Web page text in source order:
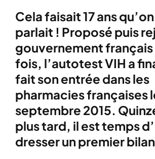
Cela faisait 17 ans
parlait ! Proposé puis
gouvernement français
fois, l’autotest VIH a
fait son entrée dans les
pharmacies françaises
septembre 2015.
plus tard, il est temps
dresser un premier